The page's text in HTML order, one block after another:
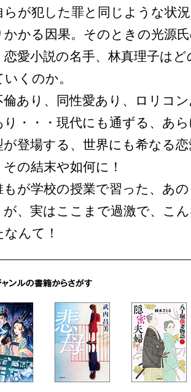
らが犯した罪と同じような状
かかる因果。そのときの光源
恋愛小説の名手、林真理子は
いくのか。
あり、同性愛あり、ロリコ
り・・・現代にも通ずる、あ
が登場する、世界にも希なる
その結末や如何に！
が学校の授業で習った、あの
が、実はここまで過激で、こ
なんて！